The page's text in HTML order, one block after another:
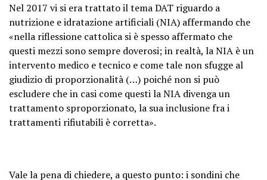
Nel 2017 vi si era trattato il tema DAT riguardo a
nutrizione e idratazione artificiali (NIA) affermando che
«nella riflessione cattolica si è spesso affermato che
questi mezzi sono sempre doverosi; in realtà, la NIA è un
intervento medico e tecnico e come tale non sfugge al
giudizio di proporzionalità (…) poiché non si può
escludere che in casi come questi la NIA divenga un
trattamento sproporzionato, la sua inclusione fra i
trattamenti rifiutabili è corretta».
Vale la pena di chiedere, a questo punto: i sondini che